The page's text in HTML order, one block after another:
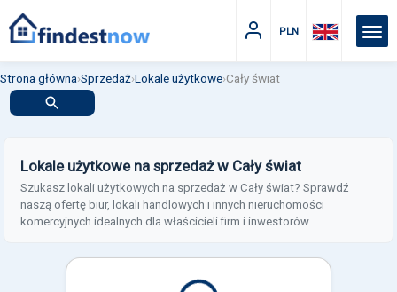
PLN
Strona główna›Sprzedaż›Lokale użytkowe›Cały świat
Lokale użytkowe na sprzedaż w Cały świat
Szukasz lokali użytkowych na sprzedaż w Cały świat? Sprawdź
naszą ofertę biur, lokali handlowych i innych nieruchomości
komercyjnych idealnych dla właścicieli firm i inwestorów.